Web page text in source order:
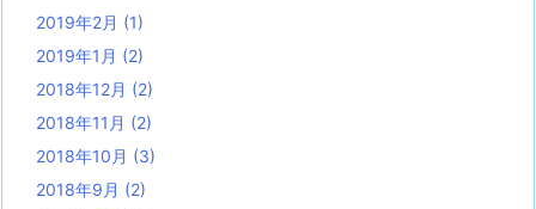
2019年2月 (1)
2019年1月 (2)
2018年12月 (2)
2018年11月 (2)
2018年10月 (3)
2018年9月 (2)